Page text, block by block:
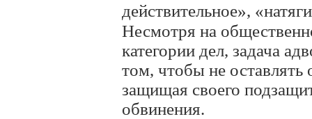
действительное»,
Несмотря на
категории дел, задача
том, чтобы не оставлять
защищая своего
обвинения.